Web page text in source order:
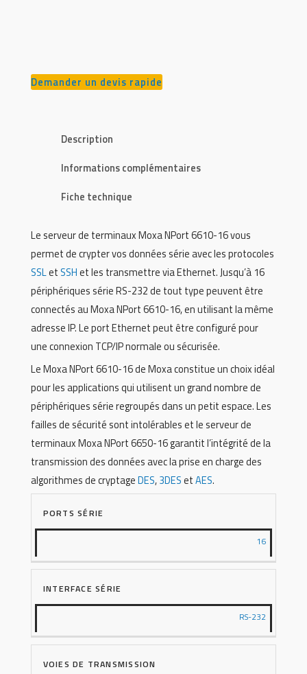
Demander un devis rapide
Description
Informations complémentaires
Fiche technique
Le serveur de terminaux Moxa NPort 6610-16 vous
permet de crypter vos données série avec les protocoles
SSLet SSHet les transmettre via Ethernet. Jusqu’à 16
périphériques série RS-232 de tout type peuvent être
connectés au Moxa NPort 6610-16, en utilisant la même
adresse IP. Le port Ethernet peut être configuré pour
une connexion TCP/IP normale ou sécurisée.
Le Moxa NPort 6610-16 de Moxa constitue un choix idéal
pour les applications qui utilisent un grand nombre de
périphériques série regroupés dans un petit espace. Les
failles de sécurité sont intolérables et le serveur de
terminaux Moxa NPort 6650-16 garantit l’intégrité de la
transmission des données avec la prise en charge des
algorithmes de cryptageDES,3DESetAES.
PORTS SÉRIE
16
INTERFACE SÉRIE
RS-232
VOIES DE TRANSMISSION